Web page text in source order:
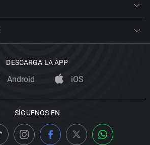
DESCARGA LA APP
Android iOS
SÍGUENOS EN